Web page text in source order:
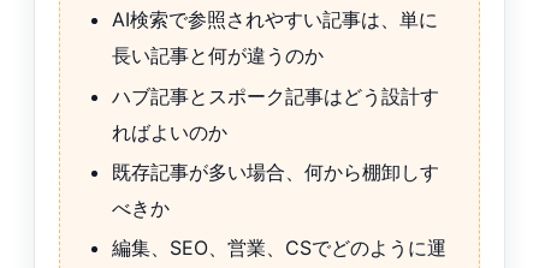
AI検索で参照されやすい記事は、単に
長い記事と何が違うのか
ハブ記事とスポーク記事はどう設計す
ればよいのか
既存記事が多い場合、何から棚卸しす
べきか
編集、SEO、営業、CSでどのように運